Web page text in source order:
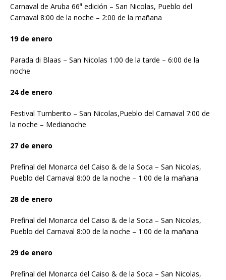
Carnaval de Aruba 66a edición – San Nicolas, Pueblo del
Carnaval 8:00 de la noche – 2:00 de la mañana
19 de enero
Parada di Blaas – San Nicolas 1:00 de la tarde – 6:00 de la
noche
24 de enero
Festival Tumberito – San Nicolas,Pueblo del Carnaval 7:00 de
la noche – Medianoche
27 de enero
Prefinal del Monarca del Caiso & de la Soca – San Nicolas,
Pueblo del Carnaval 8:00 de la noche – 1:00 de la mañana
28 de enero
Prefinal del Monarca del Caiso & de la Soca – San Nicolas,
Pueblo del Carnaval 8:00 de la noche – 1:00 de la mañana
29 de enero
Prefinal del Monarca del Caiso & de la Soca – San Nicolas,